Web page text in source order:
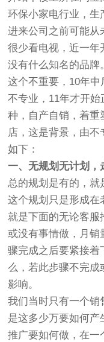
环保小家电行业，生
进来公司之前可能
很少看电视，近一年
没有什么知名的品牌。
这个不重要，10年
不专业，11年才开
种，自产自销，着重
店，这是背景，由
如下：
一、无规划无计划，
总的规划是有的，就
这个规划只是形成在
就是下面的无论客服
或没有事情做，月销
骤完成之后要紧接着
么，若此步骤不完成
影响。
我们当时只有一个销
是这多少万要如何产
推广要如何做，在一